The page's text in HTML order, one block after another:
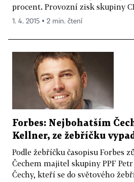
procent. Provozní zisk skupiny
1. 4. 2015 ▪ 2 min. čtení
Forbes: Nejbohatším
Kellner, ze žebříčku
Podle žebříčku časopisu Forbes
Čechem majitel skupiny PPF
Čechy, kteří se do světového